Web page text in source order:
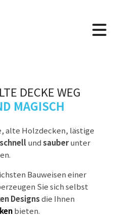
DECKE WEG
MAGISCH
alte Holzdecken, lästige
schnell undsauberunter
Bauweisen einer
Sie sich selbst
Designsdie Ihnen
bieten.